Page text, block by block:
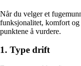
Når du velger et
funksjonalitet, komfort
punktene å vurdere.
1. Type drift